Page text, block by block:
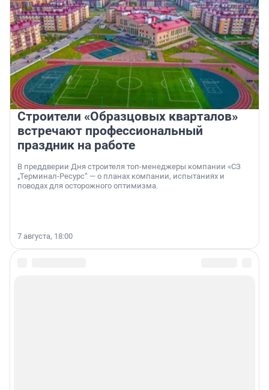
Строители «Образцовых кварталов»
встречают профессиональный
праздник на работе
В преддверии Дня строителя топ-менеджеры компании «СЗ
„Терминал-Ресурс“ — о планах компании, испытаниях и
поводах для осторожного оптимизма.
7 августа, 18:00